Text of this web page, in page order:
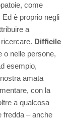
come
è proprio negli
a
Difficile
o nelle persone,
esempio,
amata
con la
a qualcosa
fredda – anche